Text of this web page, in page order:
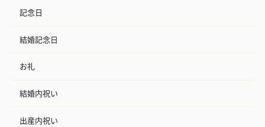
記念日
結婚記念日
お礼
結婚内祝い
出産内祝い